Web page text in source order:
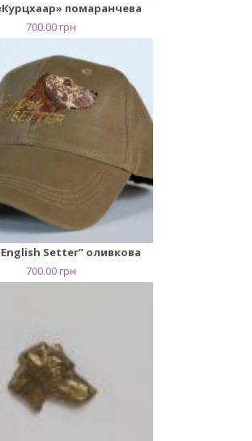
помаранчева
700.00 грн
Setter” оливкова
700.00 грн